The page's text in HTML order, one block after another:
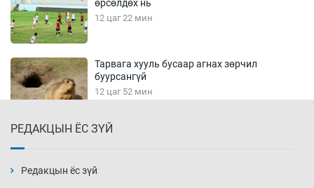
өрсөлдөх нь
12 цаг 22 мин
Тарвага хууль бусаар агнах зөрчил
буурсангүй
12 цаг 52 мин
13 цаг 22 мин
РЕДАКЦЫН ЁС ЗҮЙ
Редакцын ёс зүй